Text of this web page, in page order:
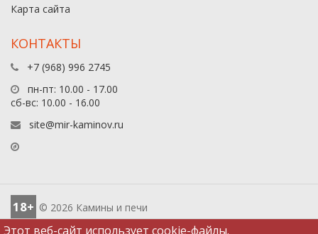
Карта сайта
КОНТАКТЫ
+7 (968) 996 2745
пн-пт: 10.00 - 17.00
сб-вс: 10.00 - 16.00
site@mir-kaminov.ru
Этот веб-сайт использует cookie-файлы.
18+ © 2026 Камины и печи